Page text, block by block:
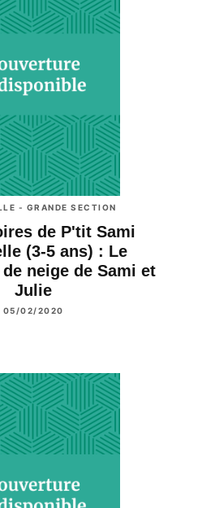
- GRANDE SECTION
de P'tit Sami
(3-5 ans) : Le
neige de Sami et
Julie
05/02/2020